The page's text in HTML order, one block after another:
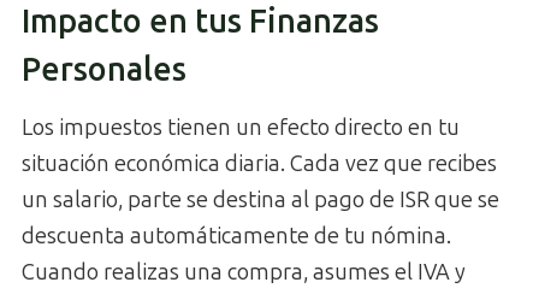
Impacto en tus Finanzas
Personales
Los impuestos tienen un efecto directo en tu
situación económica diaria. Cada vez que recibes
un salario, parte se destina al pago de ISR que se
descuenta automáticamente de tu nómina.
Cuando realizas una compra, asumes el IVA y